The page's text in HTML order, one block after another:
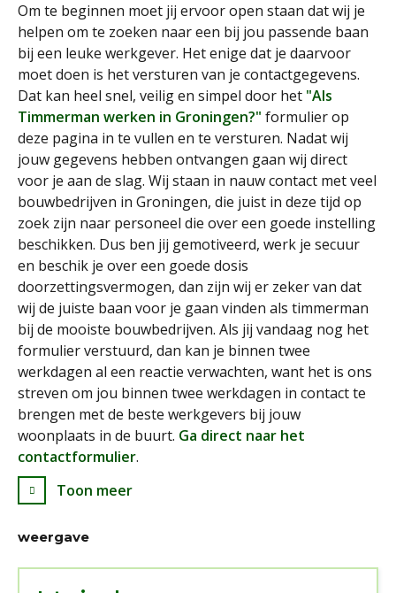
Om te beginnen moet jij ervoor open staan dat wij je
helpen om te zoeken naar een bij jou passende baan
bij een leuke werkgever. Het enige dat je daarvoor
moet doen is het versturen van je contactgegevens.
Dat kan heel snel, veilig en simpel door het "Als
Timmerman werken in Groningen?" formulier op
deze pagina in te vullen en te versturen. Nadat wij
jouw gegevens hebben ontvangen gaan wij direct
voor je aan de slag. Wij staan in nauw contact met veel
bouwbedrijven in Groningen, die juist in deze tijd op
zoek zijn naar personeel die over een goede instelling
beschikken. Dus ben jij gemotiveerd, werk je secuur
en beschik je over een goede dosis
doorzettingsvermogen, dan zijn wij er zeker van dat
wij de juiste baan voor je gaan vinden als timmerman
bij de mooiste bouwbedrijven. Als jij vandaag nog het
formulier verstuurd, dan kan je binnen twee
werkdagen al een reactie verwachten, want het is ons
streven om jou binnen twee werkdagen in contact te
brengen met de beste werkgevers bij jouw
woonplaats in de buurt. Ga direct naar het
contactformulier.
Toon meer
weergave